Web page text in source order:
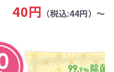
40円 （税込:44円）～